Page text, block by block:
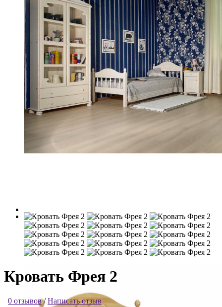
Кровать Фрея 2
0 отзывов/Написать отзыв